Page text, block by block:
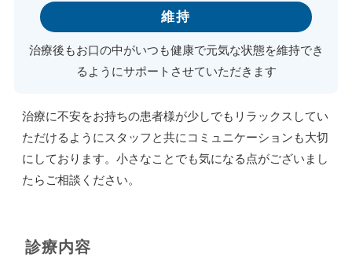
維持
治療後もお口の中がいつも健康で元気な状態を維持でき
るようにサポートさせていただきます
治療に不安をお持ちの患者様が少しでもリラックスしてい
ただけるようにスタッフと共にコミュニケーションも大切
にしております。小さなことでも気になる点がございまし
たらご相談ください。
診療内容